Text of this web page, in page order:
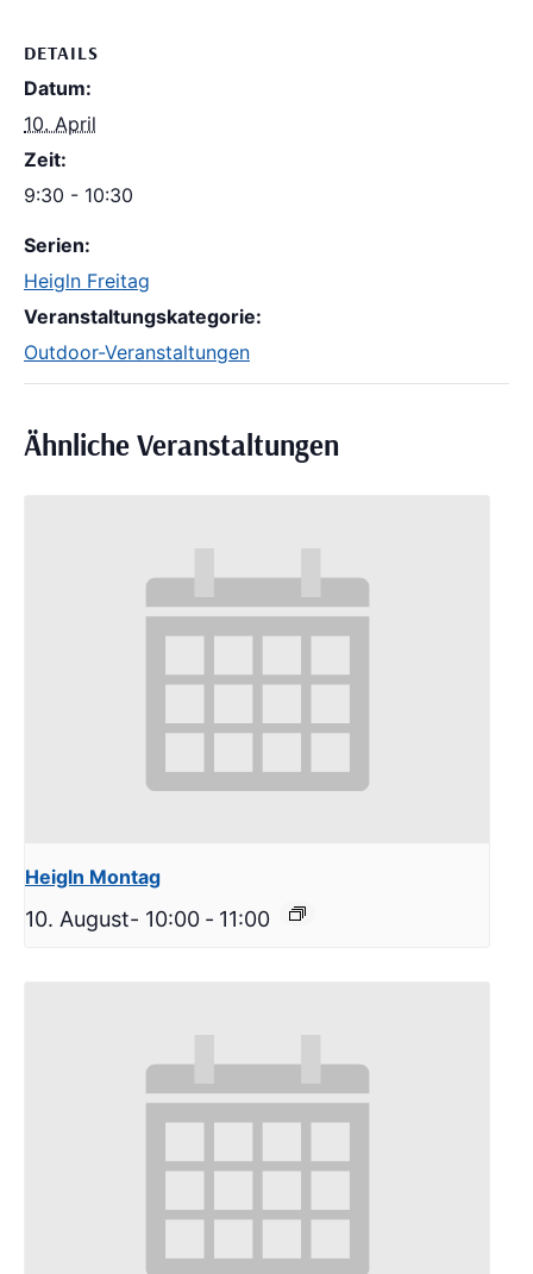
DETAILS
Datum:
10. April
Zeit:
9:30 - 10:30
Serien:
Heigln Freitag
Veranstaltungskategorie:
Outdoor-Veranstaltungen
Ähnliche Veranstaltungen
Heigln Montag
10. August- 10:00 - 11:00